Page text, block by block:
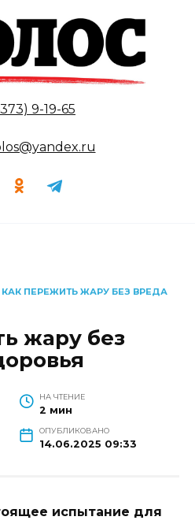
9-19-65
КАК ПЕРЕЖИТЬ ЖАРУ БЕЗ ВРЕДА
жару без
НА ЧТЕНИЕ
2 мин
ОПУБЛИКОВАНО
14.06.2025 09:33
испытание для